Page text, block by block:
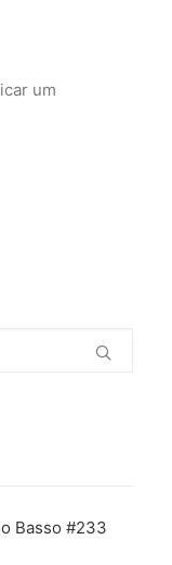
um
Basso #233